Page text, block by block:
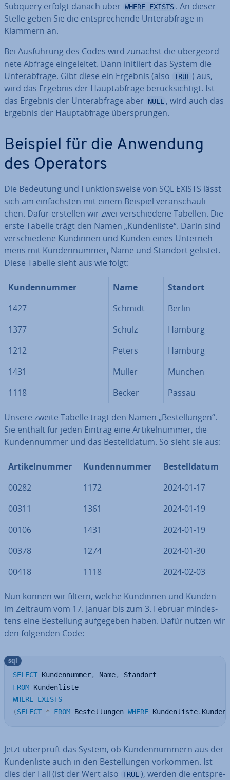
Subquery erfolgt danach über WHERE EXISTS . An dieser
Stelle geben Sie die ent­spre­chen­de Un­ter­ab­fra­ge in
Klammern an.
Bei Aus­füh­rung des Codes wird zunächst die über­ge­ord­
ne­te Abfrage ein­ge­lei­tet. Dann initiiert das System die
Un­ter­ab­fra­ge. Gibt diese ein Ergebnis (also TRUE ) aus,
wird das Ergebnis der Haupt­ab­fra­ge be­rück­sich­tigt. Ist
das Ergebnis der Un­ter­ab­fra­ge aber
NULL , wird auch das
Ergebnis der Haupt­ab­fra­ge über­sprun­gen.
Beispiel für die Anwendung
des Operators
Die Bedeutung und Funk­ti­ons­wei­se von SQL EXISTS lässt
sich am ein­fachs­ten mit einem Beispiel ver­an­schau­li­
chen. Dafür erstellen wir zwei ver­schie­de­ne Tabellen. Die
erste Tabelle trägt den Namen „Kun­den­lis­te“. Darin sind
ver­schie­de­ne Kundinnen und Kunden eines Un­ter­neh­
mens mit Kun­den­num­mer, Name und Standort gelistet.
Diese Tabelle sieht aus wie folgt:
Kun­den­num­mer Name
Standort
1427
Schmidt
Berlin
1377
Schulz
Hamburg
1212
Peters
Hamburg
1431
Müller
München
1118
Becker Passau
Unsere zweite Tabelle trägt den Namen „Be­stel­lun­gen“.
Sie enthält für jeden Eintrag eine Ar­ti­kel­num­mer, die
Kun­den­num­mer und das Be­stell­da­tum. So sieht sie aus:
Ar­ti­kel­num­mer Kun­den­num­mer
Be­stell­da­tum
00282
1172
2024-01-17
00311
1361
2024-01-19
00106
1431
2024-01-19
00378
1274
2024-01-30
00418
1118 2024-02-03
Nun können wir filtern, welche Kundinnen und Kunden
im Zeitraum vom 17. Januar bis zum 3. Februar min­des­
tens eine Be­stel­lung auf­ge­ge­ben haben. Dafür nutzen wir
den folgenden Code:
SELECT Kundennummer, Name,
FROM
WHERE EXISTS
(SELECT * FROM Bestellungen WHERE Kundenliste.
sql
Jetzt überprüft das System, ob Kun­den­num­mern aus der
Kun­den­lis­te auch in den Be­stel­lun­gen vorkommen. Ist
dies der Fall (ist der Wert also TRUE ), werden die ent­spre­